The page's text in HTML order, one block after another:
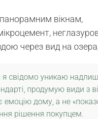
вікнам,
через вид на
свідомо уникаю
продумую види з
емоцію дому, а не
рішення покупцем.